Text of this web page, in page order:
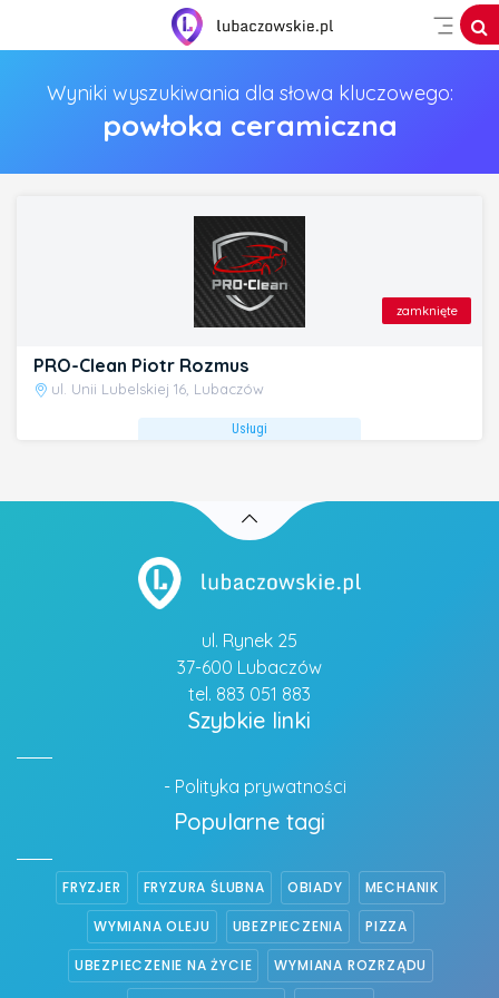
Wyniki wyszukiwania dla słowa kluczowego:
powłoka ceramiczna
zamknięte
PRO-Clean Piotr Rozmus
ul. Unii Lubelskiej 16, Lubaczów
Usługi
ul. Rynek 25
37-600 Lubaczów
tel. 883 051 883
Szybkie linki
- Polityka prywatności
Popularne tagi
FRYZJER FRYZURA ŚLUBNA OBIADY MECHANIK
WYMIANA OLEJU UBEZPIECZENIA PIZZA
UBEZPIECZENIE NA ŻYCIE WYMIANA ROZRZĄDU